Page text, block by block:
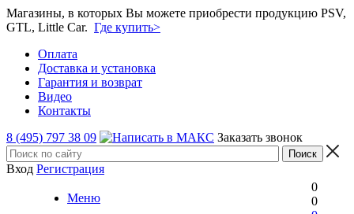
Магазины, в которых Вы можете приобрести продукцию PSV,
GTL, Little Car. Где купить>
Оплата
Доставка и установка
Гарантия и возврат
Видео
Контакты
8 (495) 797 38 09
Заказать звонок
Вход Регистрация
Меню
0
0